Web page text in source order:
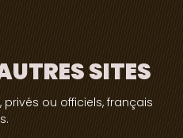
SITES
privés ou officiels, français